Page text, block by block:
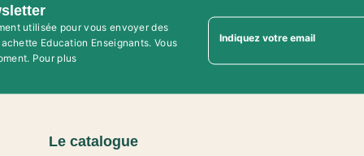
utilisée pour vous envoyer des
Education Enseignants. Vous
Pour plus
Indiquez votre email
Le catalogue